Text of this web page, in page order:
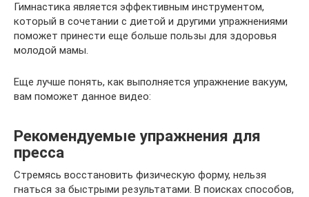
Гимнастика является эффективным инструментом,
который в сочетании с диетой и другими упражнениями
поможет принести еще больше пользы для здоровья
молодой мамы.
Еще лучше понять, как выполняется упражнение вакуум,
вам поможет данное видео:
Рекомендуемые упражнения для
пресса
Стремясь восстановить физическую форму, нельзя
гнаться за быстрыми результатами. В поисках способов,